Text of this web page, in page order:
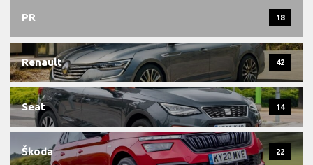
PR 18
Renault 42
Seat 14
Škoda 22